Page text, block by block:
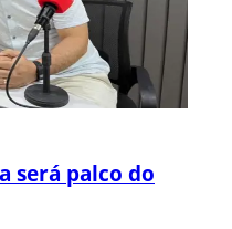
será palco do